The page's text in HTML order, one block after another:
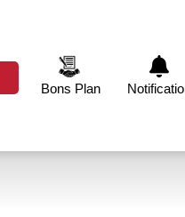
Bons Plan